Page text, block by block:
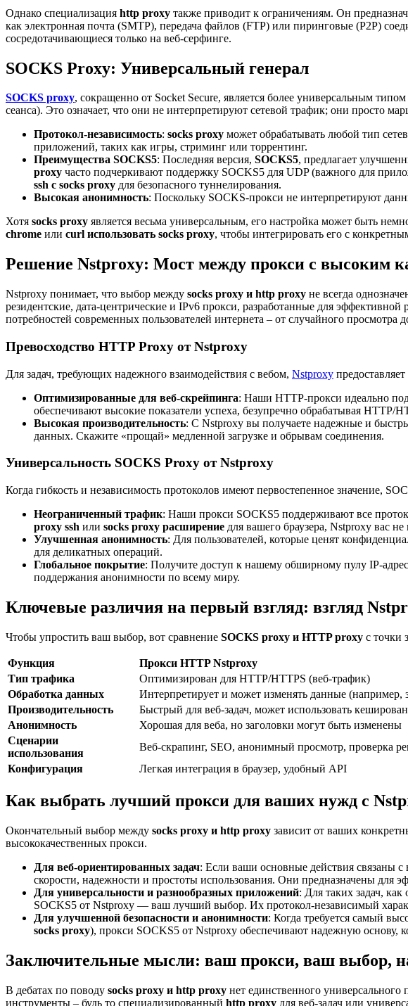
Однако специализация http proxy также приводит к ограничениям. Он
как электронная почта (SMTP), передача файлов (FTP) или пиринговые (P2P)
сосредотачивающиеся только на веб-серфинге.
SOCKS Proxy: Универсальный генерал
SOCKS proxy, сокращенно от Socket Secure, является более универсальным
сеанса). Это означает, что они не интерпретируют сетевой трафик; они просто
Протокол-независимость: socks proxy может обрабатывать любой тип
приложений, таких как игры, стриминг или торрентинг.
Преимущества SOCKS5: Последняя версия, SOCKS5, предлагает
proxy часто подчеркивают поддержку SOCKS5 для UDP (важного для
ssh с socks proxy для безопасного туннелирования.
Высокая анонимность: Поскольку SOCKS-прокси не интерпретируют
Хотя socks proxy является весьма универсальным, его настройка может быть
chrome или curl использовать socks proxy, чтобы интегрировать его с
Решение Nstproxy: Мост между прокси с высоким
Nstproxy понимает, что выбор между socks proxy и http proxy не всегда
резидентские, дата-центрические и IPv6 прокси, разработанные для
потребностей современных пользователей интернета – от случайного
Превосходство HTTP Proxy от Nstproxy
Для задач, требующих надежного взаимодействия с вебом, Nstproxy
Оптимизированные для веб-скрейпинга: Наши HTTP-прокси идеально
обеспечивают высокие показатели успеха, безупречно обрабатывая HTTP/
Высокая производительность: С Nstproxy вы получаете надежные и
данных. Скажите «прощай» медленной загрузке и обрывам соединения.
Универсальность SOCKS Proxy от Nstproxy
Когда гибкость и независимость протоколов имеют первостепенное значение,
Неограниченный трафик: Наши прокси SOCKS5 поддерживают все
proxy ssh или socks proxy расширение для вашего браузера, Nstproxy вас не
Улучшенная анонимность: Для пользователей, которые ценят
для деликатных операций.
Глобальное покрытие: Получите доступ к нашему обширному пулу IP-
поддержания анонимности по всему миру.
Ключевые различия на первый взгляд: взгляд
Чтобы упростить ваш выбор, вот сравнение SOCKS proxy и HTTP proxy с точки
Функция Прокси HTTP Nstproxy
Тип трафика
Оптимизирован для HTTP/HTTPS (веб-трафик)
Обработка данных
Интерпретирует и может изменять данные (например,
Производительность
Быстрый для веб-задач, может использовать
Анонимность
Хорошая для веба, но заголовки могут быть изменены
Сценарии
использования
Веб-скрапинг, SEO, анонимный просмотр, проверка
Конфигурация
Легкая интеграция в браузер, удобный API
Как выбрать лучший прокси для ваших нужд с
Окончательный выбор между socks proxy и http proxy зависит от ваших
высококачественных прокси.
Для веб-ориентированных задач: Если ваши основные действия связаны
скорости, надежности и простоты использования. Они предназначены для
Для универсальности и разнообразных приложений: Для таких задач,
SOCKS5 от Nstproxy — ваш лучший выбор. Их протокол-независимый
Для улучшенной безопасности и анонимности: Когда требуется самый
socks proxy), прокси SOCKS5 от Nstproxy обеспечивают надежную основу,
Заключительные мысли: ваш прокси, ваш выбор,
В дебатах по поводу socks proxy и http proxy нет единственного
инструменты – будь то специализированный http proxy для веб-задач или